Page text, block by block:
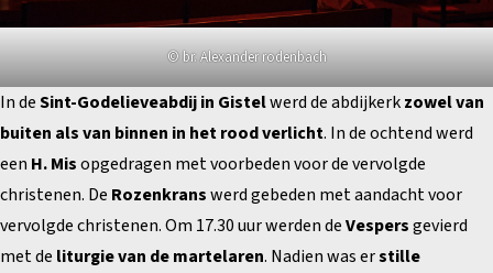
© br. Alexander rodenbach
In deSint-Godelieveabdij in Gistelwerd de abdijkerkzowel van
buiten als van binnen in het rood verlicht. In de ochtend werd
een H. Misopgedragen met voorbeden voor de vervolgde
christenen. De Rozenkranswerd gebeden met aandacht voor
vervolgde christenen. Om 17.30 uur werden deVespersgevierd
met de liturgie van de martelaren. Nadien was erstille